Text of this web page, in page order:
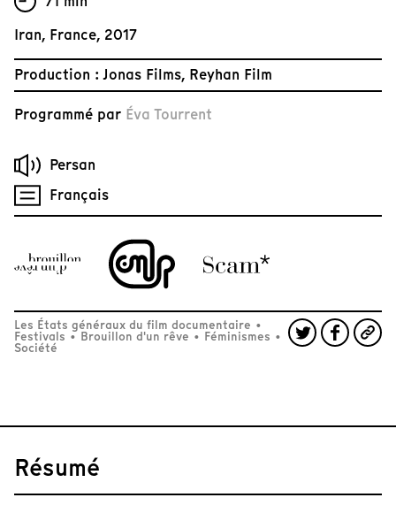
Iran, France, 2017
Production : Jonas Films, Reyhan Film
Programmé par Éva Tourrent
Persan
Français
Les États généraux du film documentaire •
Festivals • Brouillon d'un rêve • Féminismes •
Société
Résumé